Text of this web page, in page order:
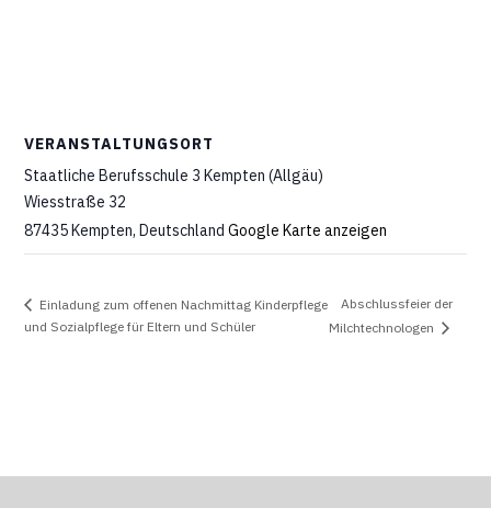
VERANSTALTUNGSORT
Staatliche Berufsschule 3 Kempten (Allgäu)
Wiesstraße 32
87435 Kempten, Deutschland Google Karte anzeigen
Einladung zum offenen Nachmittag Kinderpflege
und Sozialpflege für Eltern und Schüler
Abschlussfeier der
Milchtechnologen